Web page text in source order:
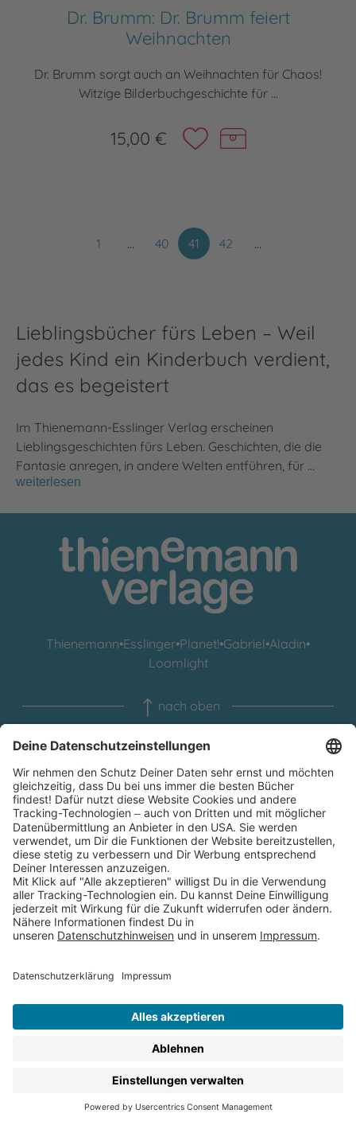
Dr. Brumm: Dr. Brumm feiert
Weihnachten
Dr. Brumm sorgt auch an Weihnachten für Chaos!
Witzige Bilderbuchgeschichte für ...
15,00 €
1 … 40 41 42 …
Lieblingsbücher fürs Leben – Weil
jedes Kind ein Kinderbuch verdient,
das es begeistert
Im Thienemann-Esslinger Verlag erscheinen
Lieblingsgeschichten fürs Leben. Geschichten, die die
Fantasie anregen, in andere Welten entführen, für …
weiterlesen
Thienemann•Esslinger•Planet!•Gabriel•Aladin•
Loomlight
nach oben
Newsletter
Bist Du an unseren Gewinnspielen
und Buchhighlights interessiert?
Dann trage Dich hier schnell und
einfach ein!
Abonniere jetzt
Service & Kontakt
AGBs
Datenschutz